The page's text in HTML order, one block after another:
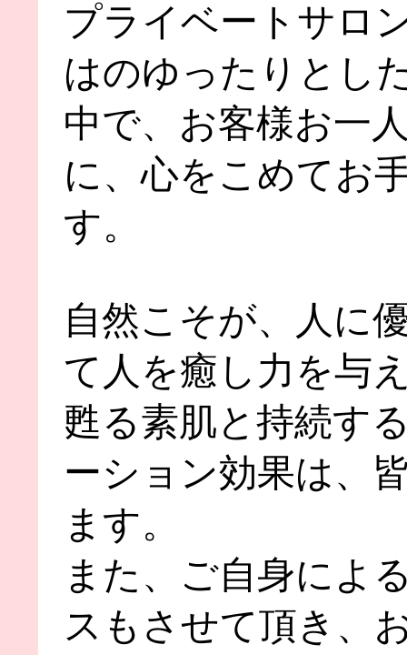
プライベートサロ
はのゆったりとし
中で、お客様お一
に、心をこめてお
す。
自然こそが、人に
て人を癒し力を与
甦る素肌と持続す
ーション効果は、
ます。
また、ご自身によ
スもさせて頂き、